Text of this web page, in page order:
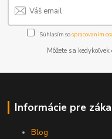
Súhlasím sospracovaním
Môžete sa
Informácie pre
Blog